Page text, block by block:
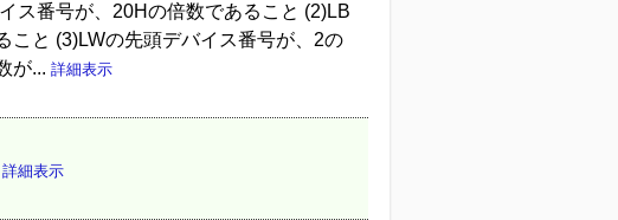
ス番号が、20Hの倍数であること (2)LB
と (3)LWの先頭デバイス番号が、2の
が... 詳細表示
詳細表示